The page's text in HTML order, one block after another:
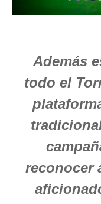
Además
todo el
reconocer